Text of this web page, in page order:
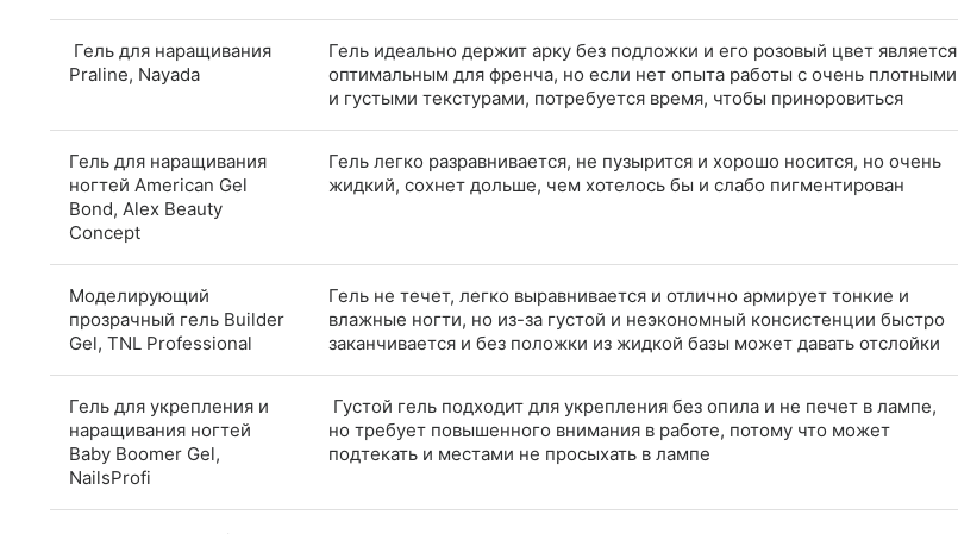
Гель для наращивания
Praline, Nayada
Гель идеально держит арку без подложки и его розовый цвет является
оптимальным для френча, но если нет опыта работы с очень плотными
и густыми текстурами, потребуется время, чтобы приноровиться
Гель для наращивания
ногтей American Gel
Bond, Alex Beauty
Concept
Гель легко разравнивается, не пузырится и хорошо носится, но очень
жидкий, сохнет дольше, чем хотелось бы и слабо пигментирован
Моделирующий
прозрачный гель Builder
Gel, TNL Professional
Гель не течет, легко выравнивается и отлично армирует тонкие и
влажные ногти, но из-за густой и неэкономный консистенции быстро
заканчивается и без положки из жидкой базы может давать отслойки
Гель для укрепления и
наращивания ногтей
Baby Boomer Gel,
NailsProfi
Густой гель подходит для укрепления без опила и не печет в лампе,
но требует повышенного внимания в работе, потому что может
подтекать и местами не просыхать в лампе